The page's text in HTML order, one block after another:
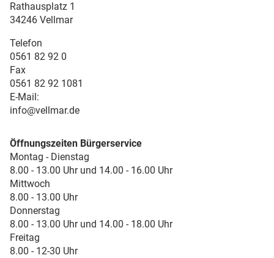
Rathausplatz 1
34246 Vellmar
Telefon
0561 82 92 0
Fax
0561 82 92 1081
E-Mail:
info@vellmar.de
Öffnungszeiten Bürgerservice
Montag - Dienstag
8.00 - 13.00 Uhr und 14.00 - 16.00 Uhr
Mittwoch
8.00 - 13.00 Uhr
Donnerstag
8.00 - 13.00 Uhr und 14.00 - 18.00 Uhr
Freitag
8.00 - 12-30 Uhr